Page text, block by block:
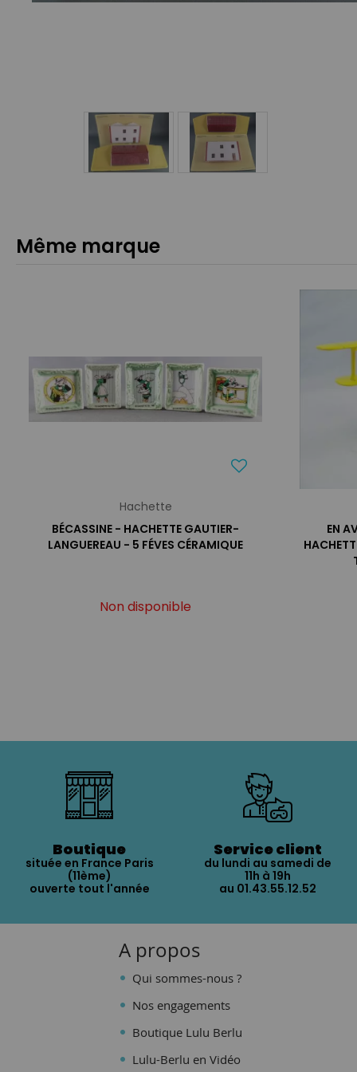
Même marque
Hachette
BÉCASSINE - HACHETTE GAUTIER-
LANGUEREAU - 5 FÉVES CÉRAMIQUE
Non disponible
EN
Boutique
située en France Paris
(11ème)
ouverte tout l'année
Service client
du lundi au samedi de
11h à 19h
au 01.43.55.12.52
A propos
Qui sommes-nous ?
Nos engagements
Boutique Lulu Berlu
Lulu-Berlu en Vidéo